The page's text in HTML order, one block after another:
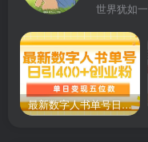
最新数字人书单号日400+创业粉，单日变现五位数，市面卖5980附软件和详…